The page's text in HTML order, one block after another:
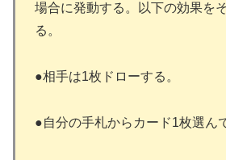
場合に発動する。以下の効果を
る。
●相手は1枚ドローする。
●自分の手札からカード1枚選ん